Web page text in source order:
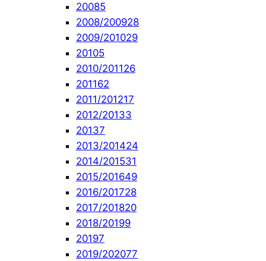
20085
2008/200928
2009/201029
20105
2010/201126
201162
2011/201217
2012/20133
20137
2013/201424
2014/201531
2015/201649
2016/201728
2017/201820
2018/20199
20197
2019/202077